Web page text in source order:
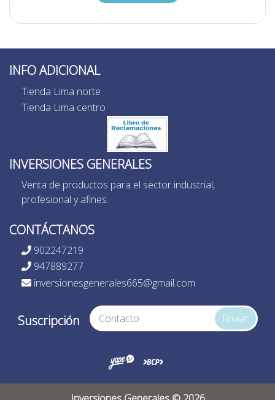
INFO ADICIONAL
Tienda Lima norte
Tienda Lima centro
INVERSIONES GENERALES
Venta de productos para el sector industrial,
profesional y afines.
CONTÁCTANOS
902247219
947889277
inversionesgenerales665@gmail.com
Suscripción Enviar